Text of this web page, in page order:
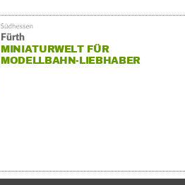
Fürth
MINIATURWELT FÜR
MODELLBAHN-LIEBHABER